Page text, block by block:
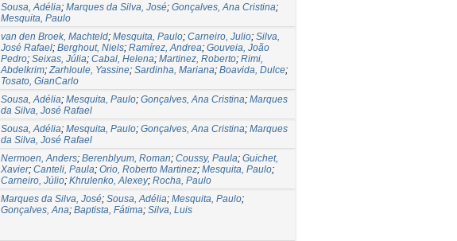
Sousa, Adélia; Marques da Silva, José; Gonçalves, Ana Cristina;
Mesquita, Paulo
van den Broek, Machteld; Mesquita, Paulo; Carneiro, Julio; Silva,
José Rafael; Berghout, Niels; Ramírez, Andrea; Gouveia, João
Pedro; Seixas, Júlia; Cabal, Helena; Martinez, Roberto; Rimi,
Abdelkrim;Zarhloule, Yassine; Sardinha, Mariana; Boavida, Dulce;
Tosato, GianCarlo
Sousa, Adélia; Mesquita, Paulo; Gonçalves, Ana Cristina; Marques
da Silva, José Rafael
Sousa, Adélia; Mesquita, Paulo; Gonçalves, Ana Cristina; Marques
da Silva, José Rafael
Nermoen, Anders; Berenblyum, Roman; Coussy, Paula; Guichet,
Xavier; Canteli, Paula; Orio, Roberto Martinez; Mesquita, Paulo;
Carneiro, Júlio; Khrulenko, Alexey; Rocha, Paulo
Marques da Silva, José; Sousa, Adélia; Mesquita, Paulo;
Gonçalves, Ana; Baptista, Fátima; Silva, Luis